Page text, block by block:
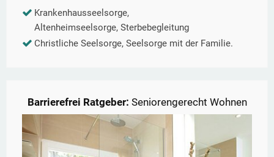
Krankenhausseelsorge,
Altenheimseelsorge, Sterbebegleitung
Christliche Seelsorge, Seelsorge mit der Familie.
Barrierefrei Ratgeber: Seniorengerecht Wohnen